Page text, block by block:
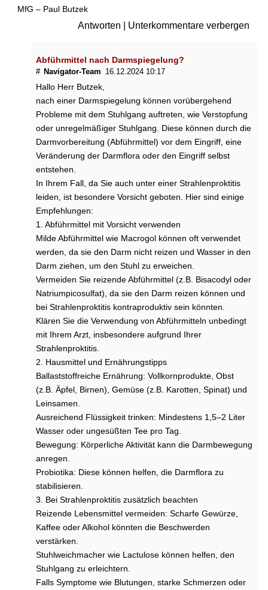
MfG – Paul Butzek
Antworten Unterkommentare verbergen
Abführmittel nach Darmspiegelung?
# Navigator-Team 16.12.2024 10:17
Hallo Herr Butzek,
nach einer Darmspiegelung können vorübergehend
Probleme mit dem Stuhlgang auftreten, wie Verstopfung
oder unregelmäßiger Stuhlgang. Diese können durch die
Darmvorbereitung (Abführmittel) vor dem Eingriff, eine
Veränderung der Darmflora oder den Eingriff selbst
entstehen.
In Ihrem Fall, da Sie auch unter einer Strahlenproktitis
leiden, ist besondere Vorsicht geboten. Hier sind einige
Empfehlungen:
1. Abführmittel mit Vorsicht verwenden
Milde Abführmittel wie Macrogol können oft verwendet
werden, da sie den Darm nicht reizen und Wasser in den
Darm ziehen, um den Stuhl zu erweichen.
Vermeiden Sie reizende Abführmittel (z.B. Bisacodyl oder
Natriumpicosulfat), da sie den Darm reizen können und
bei Strahlenproktitis kontraproduktiv sein könnten.
Klären Sie die Verwendung von Abführmitteln unbedingt
mit Ihrem Arzt, insbesondere aufgrund Ihrer
Strahlenproktitis.
2. Hausmittel und Ernährungstipps
Ballaststoffreiche Ernährung: Vollkornprodukte, Obst
(z.B. Äpfel, Birnen), Gemüse (z.B. Karotten, Spinat) und
Leinsamen.
Ausreichend Flüssigkeit trinken: Mindestens 1,5–2 Liter
Wasser oder ungesüßten Tee pro Tag.
Bewegung: Körperliche Aktivität kann die Darmbewegung
anregen.
Probiotika: Diese können helfen, die Darmflora zu
stabilisieren.
3. Bei Strahlenproktitis zusätzlich beachten
Reizende Lebensmittel vermeiden: Scharfe Gewürze,
Kaffee oder Alkohol könnten die Beschwerden
verstärken.
Stuhlweichmacher wie Lactulose können helfen, den
Stuhlgang zu erleichtern.
Falls Symptome wie Blutungen, starke Schmerzen oder
e
e
?
I
s
i
e
D
a
r
m
p
i
e
g
e
l
g
s
c
h
l
i
m
?
V
o
r
g
s
p
r
ä
c
h